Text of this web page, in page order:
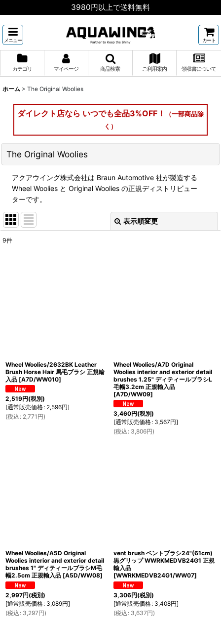
3980円以上で送料無料
メニュー カート
カテゴリ マイページ 商品検索 ご利用案内 領収書について
ホーム > The Original Woolies
ダイレクト店なら いつでも全品3%OFF！
（一部商品除
く）
The Original Woolies
アクアウイング株式会社は Braun Automotive 社が製造する
Wheel Woolies と Original Woolies の正規ディストリビュー
ターです。
表示順変更
9件
Wheel Woolies/2632BK Leather
Brush Horse Hair 馬毛ブラシ 正規輸
入品 [A7D/WW010]
2,519円(税別)
[通常販売価格: 2,596円]
(税込 : 2,771 円)
Wheel Woolies/A7D Original
Woolies interior and exterior detail
brushes 1.25" ディティールブラシL
毛幅3.2cm 正規輸入品
[A7D/WW09]
3,460円(税別)
[通常販売価格: 3,567円]
(税込 : 3,806円)
Wheel Woolies/A5D Original
Woolies interior and exterior detail
brushes 1" ディティールブラシM毛
幅2.5cm 正規輸入品 [A5D/WW08]
2,997円(税別)
[通常販売価格: 3,089円]
(税込 : 3,297円)
vent brush ベントブラシ24"(61cm)
黒グリップ WWRKMEDVB24G1 正規
輸入品
[WWRKMEDVB24G1/WW07]
3,306円(税別)
[通常販売価格: 3,408円]
(税込 : 3,637円)